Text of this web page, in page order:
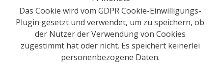
Das Cookie wird vom GDPR Cookie-Einwilligungs-
Plugin gesetzt und verwendet, um zu speichern, ob
der Nutzer der Verwendung von Cookies
zugestimmt hat oder nicht. Es speichert keinerlei
personenbezogene Daten.